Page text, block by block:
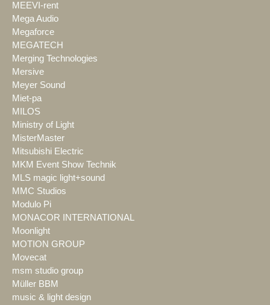
MEEVI-rent
Mega Audio
Megaforce
MEGATECH
Merging Technologies
Mersive
Meyer Sound
Miet-pa
MILOS
Ministry of Light
MisterMaster
Mitsubishi Electric
MKM Event Show Technik
MLS magic light+sound
MMC Studios
Modulo Pi
MONACOR INTERNATIONAL
Moonlight
MOTION GROUP
Movecat
msm studio group
Müller BBM
music & light design